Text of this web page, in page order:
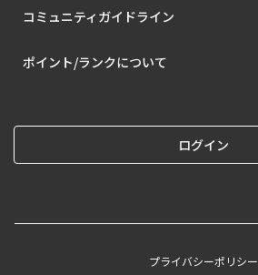
コミュニティガイドライン
ポイント/ランクについて
ログイン
プライバシーポリシー